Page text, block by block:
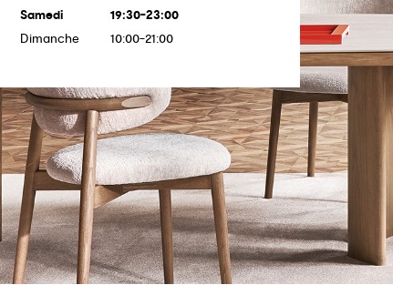
Samedi
19:30-23:00
Dimanche
10:00-21:00